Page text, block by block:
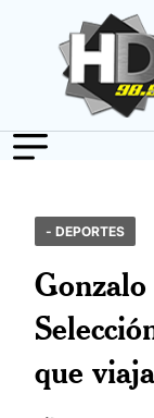
- DEPORTES
que